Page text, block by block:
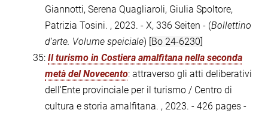
Giannotti, Serena Quagliaroli, Giulia Spoltore,
Patrizia Tosini. , 2023. - X, 336 Seiten - (Bollettino
d'arte. Volume speiciale) [Bo 24-6230]
35: Il turismo in Costiera amalfitana nella seconda
metà del Novecento: attraverso gli atti deliberativi
dell'Ente provinciale per il turismo / Centro di
cultura e storia amalfitana. , 2023. - 426 pages -